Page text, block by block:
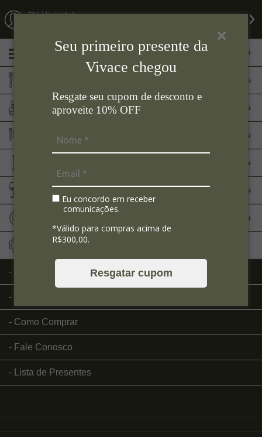
Seu primeiro presente da
Vivace chegou
Resgate seu cupom de desconto e
aproveite 10% OFF
Eu concordo em receber
comunicações.
*Válido para compras acima de
R$300,00.
Resgatar cupom
Olá Visitante!
Aromas
Mesa Posta
Como Comprar
Fale Conosco
Lista de Presentes